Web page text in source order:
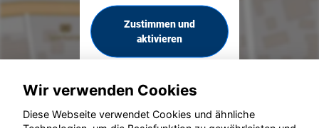
Zustimmen und
aktivieren
Wir verwenden Cookies
Diese Webseite verwendet Cookies und ähnliche